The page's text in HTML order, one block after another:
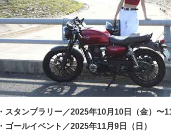
・スタンプラリー／2025年10月10日（金）〜
・ゴールイベント／2025年11月9日（日）